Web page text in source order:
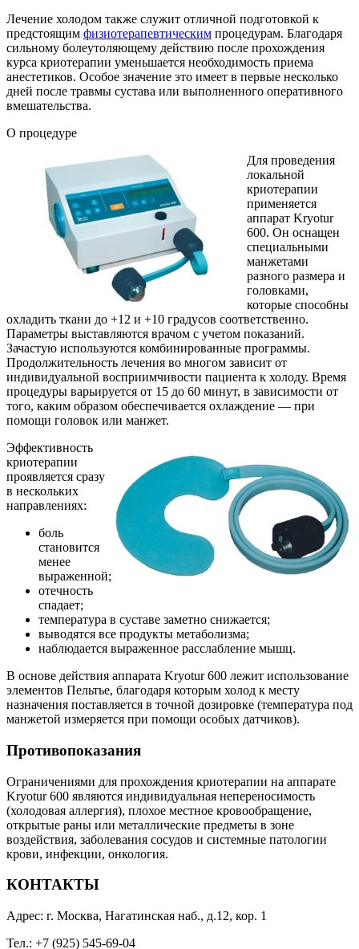
Лечение холодом также служит отличной подготовкой к
предстоящим физиотерапевтическим процедурам. Благодаря
сильному болеутоляющему действию после прохождения
курса криотерапии уменьшается необходимость приема
анестетиков. Особое значение это имеет в первые несколько
дней после травмы сустава или выполненного оперативного
вмешательства.
О процедуре
Для проведения
локальной
криотерапии
применяется
аппарат Kryotur
600. Он оснащен
специальными
манжетами
разного размера и
головками,
которые способны
охладить ткани до +12 и +10 градусов соответственно.
Параметры выставляются врачом с учетом показаний.
Зачастую используются комбинированные программы.
Продолжительность лечения во многом зависит от
индивидуальной восприимчивости пациента к холоду. Время
процедуры варьируется от 15 до 60 минут, в зависимости от
того, каким образом обеспечивается охлаждение — при
помощи головок или манжет.
Эффективность
криотерапии
проявляется сразу
в нескольких
направлениях:
боль
становится
менее
выраженной;
отечность
спадает;
температура в суставе заметно снижается;
выводятся все продукты метаболизма;
наблюдается выраженное расслабление мышц.
В основе действия аппарата Kryotur 600 лежит использование
элементов Пельтье, благодаря которым холод к месту
назначения поставляется в точной дозировке (температура под
манжетой измеряется при помощи особых датчиков).
Противопоказания
Ограничениями для прохождения криотерапии на аппарате
Kryotur 600 являются индивидуальная непереносимость
(холодовая аллергия), плохое местное кровообращение,
открытые раны или металлические предметы в зоне
воздействия, заболевания сосудов и системные патологии
крови, инфекции, онкология.
КОНТАКТЫ
Адрес: г. Москва, Нагатинская наб., д.12, кор. 1
Тел.: +7 (925) 545-69-04